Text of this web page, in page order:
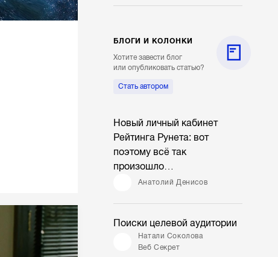
БЛОГИ И КОЛОНКИ
Хотите завести блог
или опубликовать статью?
Стать автором
Новый личный кабинет
Рейтинга Рунета: вот
поэтому всё так
произошло…
Анатолий Денисов
Поиски целевой аудитории
Натали Соколова
Веб Секрет